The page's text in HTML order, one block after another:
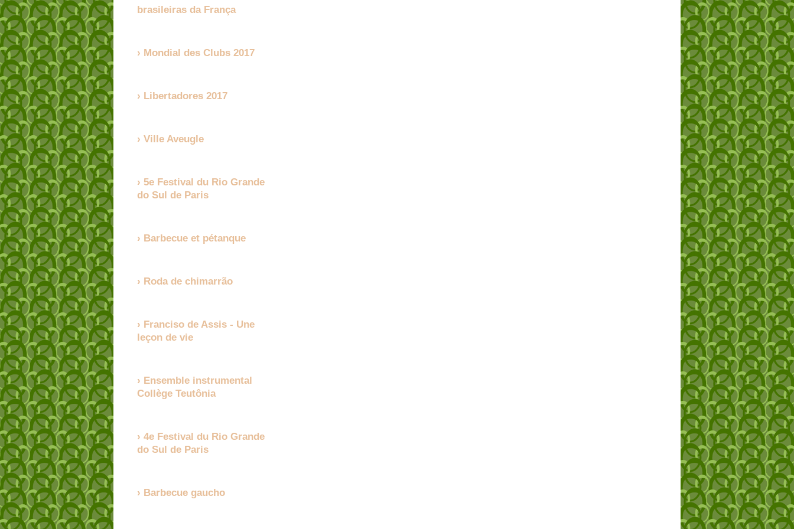
brasileiras da França
Mondial des Clubs 2017
Libertadores 2017
Ville Aveugle
5e Festival du Rio Grande
do Sul de Paris
Barbecue et pétanque
Roda de chimarrão
Franciso de Assis - Une
leçon de vie
Ensemble instrumental
Collège Teutônia
4e Festival du Rio Grande
do Sul de Paris
Barbecue gaucho